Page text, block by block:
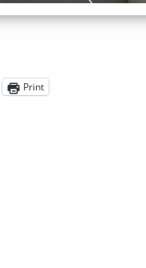
Print